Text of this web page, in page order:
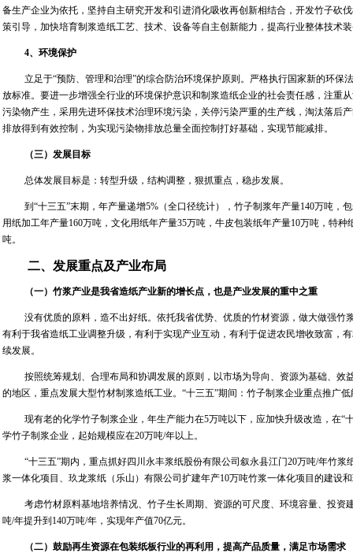
备生产企业为依托，坚持自主研究开发和引进消化吸收再创新相结合，开发竹子砍
策引导，加快培育制浆造纸工艺、技术、设备等自主创新能力，提高行业整体技术
4、环境保护
立足于“预防、管理和治理”的综合防治环境保护原则。严格执行国家新的环保
放标准。要进一步增强全行业的环境保护意识和制浆造纸企业的社会责任感，注重
污染物产生，采用先进环保技术治理环境污染，关停污染严重的生产线，淘汰落后
排放得到有效控制，为实现污染物排放总量全面控制打好基础，实现节能减排。
（三）发展目标
总体发展目标是：转型升级，结构调整，狠抓重点，稳步发展。
到“十三五”末期，年产量递增5% （全口径统计），竹子制浆年产量140万吨，
用纸加工年产量160万吨，文化用纸年产量35万吨，牛皮包装纸年产量10万吨，特种
吨。
二、发展重点及产业布局
（一）竹浆产业是我省造纸产业新的增长点，也是产业发展的重中之重
没有优质的原料，造不出好纸。依托我省优势、优质的竹材资源，做大做强
有利于我省造纸工业调整升级，有利于实现产业互动，有利于促进农民增收致富，
续发展。
按照统筹规划、合理布局和协调发展的原则，以市场为导向、资源为基础、
的地区，重点发展大型竹材制浆造纸工业。“十三五”期间：竹子制浆企业重点推广
现有老的化学竹子制浆企业，年生产能力在5万吨以下，应加快升级改造，在“
学竹子制浆企业，起始规模应在20万吨/年以上。
“十三五”期内，重点抓好四川永丰浆纸股份有限公司叙永县江门20万吨/年竹浆
浆一体化项目、玖龙浆纸（乐山）有限公司扩建年产10万吨竹浆一体化项目的建设
考虑竹材原料基地培养情况、竹子生长周期、资源的可尺度、环境容量、投资
吨/年提升到 140万吨/年，实现年产值70亿元。
（二）鼓励再生资源在包装纸板行业的再利用，提高产品质量，满足市场需求